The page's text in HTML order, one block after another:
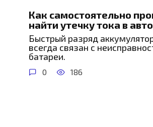
Как самостоятельно
найти утечку тока в авто
Быстрый разряд
всегда связан с
батареи.
0 186